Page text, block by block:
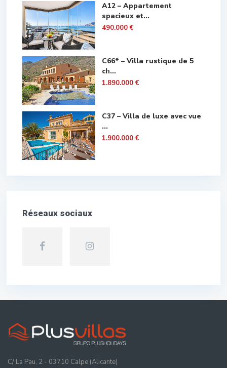
A12 – Appartement
spacieux et...
490.000 €
C66* – Villa rustique de 5
ch...
1.890.000 €
C37 – Villa de luxe avec vue
...
1.900.000 €
Réseaux sociaux
C/ La Pau, 2 - 03710 Calpe (Alicante)